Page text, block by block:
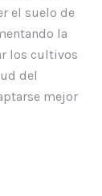
el suelo de
la
los cultivos
del
mejor